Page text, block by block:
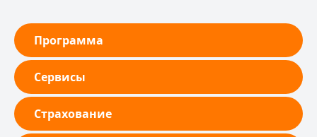
Программа
Сервисы
Страхование